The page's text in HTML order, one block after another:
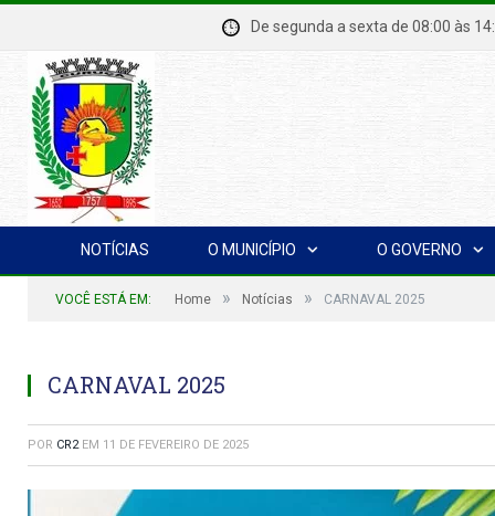
De segunda a sexta de 08:00
NOTÍCIAS O MUNICÍPIO O GOVERNO
VOCÊ ESTÁ EM: Home » Notícias » CARNAVAL 2025
CARNAVAL 2025
POR CR2 EM 11 DE FEVEREIRO DE 2025